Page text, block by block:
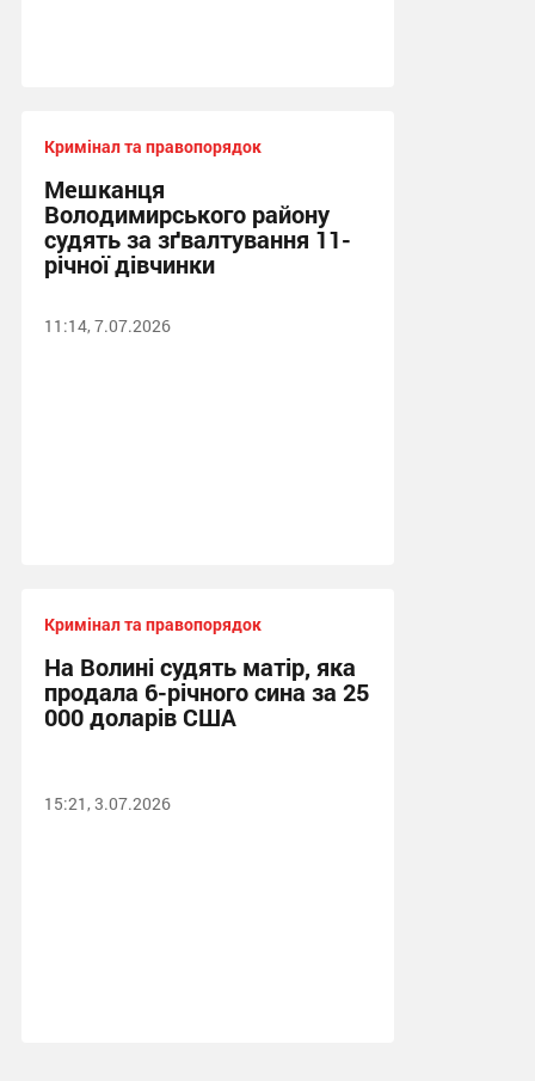
Кримінал та правопорядок
Мешканця
Володимирського району
судять за зґвалтування 11-
річної дівчинки
11:14, 7.07.2026
Кримінал та правопорядок
На Волині судять матір, яка
продала 6-річного сина за 25
000 доларів США
15:21, 3.07.2026